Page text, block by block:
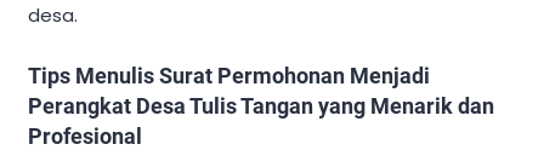
desa.
Tips Menulis Surat Permohonan Menjadi
Perangkat Desa Tulis Tangan yang Menarik dan
Profesional